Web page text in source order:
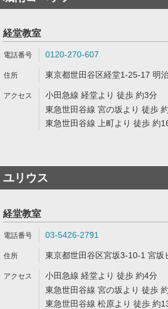
経堂教室
0120-270-607
東京都世田谷区経堂1-25-17 明
小田急線 経堂より 徒歩 約3分
東急世田谷線 宮の坂より 徒歩
東急世田谷線 上町より 徒歩 約
ユリウス
経堂教室
03-5426-2791
東京都世田谷区宮坂3-10-1 宮坂
小田急線 経堂より 徒歩 約4分
東急世田谷線 宮の坂より 徒歩
東急世田谷線 松原より 徒歩 約